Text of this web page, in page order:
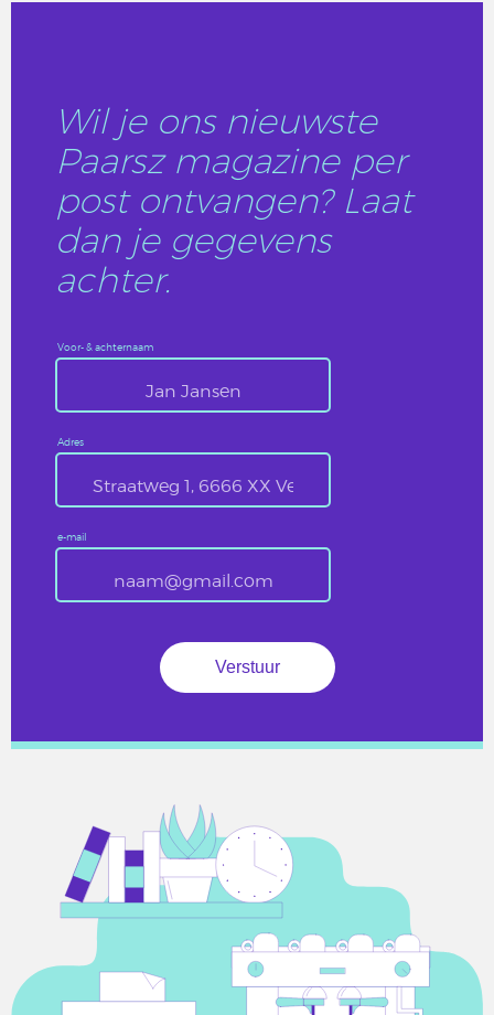
Wil je ons nieuwste
Paarsz magazine per
post ontvangen? Laat
dan je gegevens
achter.
Voor- & achternaam
Adres
e-mail